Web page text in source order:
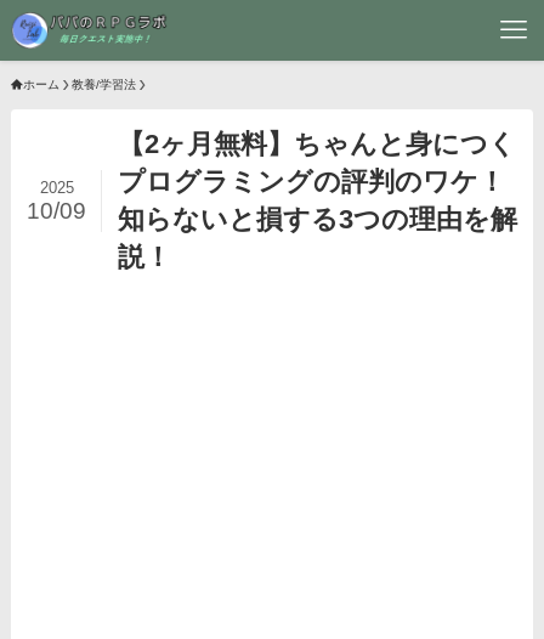
ホーム 教養/学習法
【2ヶ月無料】ちゃんと身につく
プログラミングの評判のワケ！
知らないと損する3つの理由を解
説！
2025
10/09